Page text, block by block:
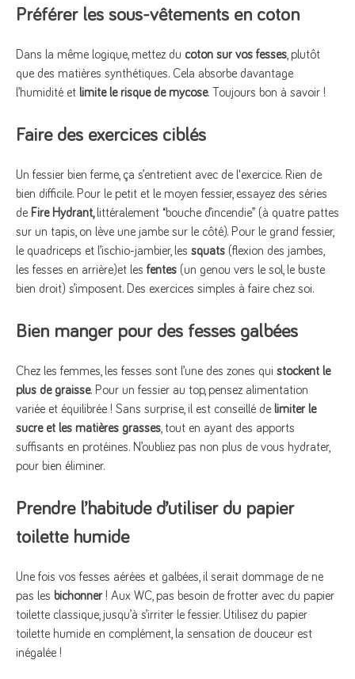
Préférer les sous-vêtements en coton
Dans la même logique, mettez du coton sur vos fesses , plutôt
que des matières synthétiques. Cela absorbe davantage
l’humidité et limite le risque de mycose. Toujours bon à savoir !
Faire des exercices ciblés
Un fessier bien ferme, ça s’entretient avec de l'exercice. Rien de
bien difficile. Pour le petit et le moyen fessier, essayez des séries
de Fire Hydrant, littéralement “bouche d’incendie” (à quatre pattes
sur un tapis, on lève une jambe sur le côté). Pour le grand fessier,
le quadriceps et l’ischio-jambier, les squats (flexion des jambes,
les fesses en arrière)et les fentes (un genou vers le sol, le buste
bien droit) s’imposent. Des exercices simples à faire chez soi.
Bien manger pour des fesses galbées
Chez les femmes, les fesses sont l’une des zones qui stockent le
plus de graisse. Pour un fessier au top, pensez alimentation
variée et équilibrée ! Sans surprise, il est conseillé de limiter le
sucre et les matières grasses , tout en ayant des apports
suffisants en protéines. N’oubliez pas non plus de vous hydrater,
pour bien éliminer.
Prendre l’habitude d’utiliser du papier
toilette humide
Une fois vos fesses aérées et galbées, il serait dommage de ne
pas les bichonner! Aux WC, pas besoin de frotter avec du papier
toilette classique, jusqu’à s’irriter le fessier. Utilisez du papier
toilette humide en complément, la sensation de douceur est
inégalée !